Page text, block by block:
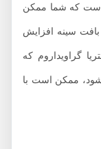
که شما ممکن
سینه افزایش
که
ممکن است با